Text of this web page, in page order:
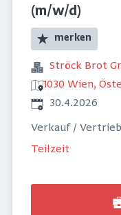
(m/w/d)
merken
Ströck Brot
1030 Wien,
Veröffentlicht
30.4.2026
Verkauf /
Teilzeit